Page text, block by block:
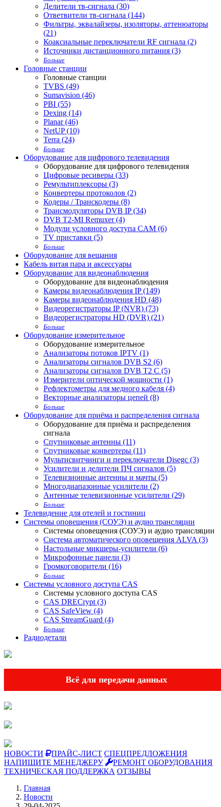
Делители тв-сигнала (30)
Ответвители тв-сигнала (144)
Фильтры, эквалайзеры, изоляторы, аттенюаторы
(21)
Коаксиальные переключатели RF сигнала (2)
Источники дистанционного питания (3)
Больше
Головные станции
Головные станции
TVBS (49)
Sumavision (46)
PBI (55)
Dexing (14)
Planar (46)
NetUP (10)
Terra (24)
Больше
Оборудование для цифрового телевидения
Оборудование для цифрового телевидения
Цифровые ресиверы (33)
Ремультиплексоры (3)
Конвертеры протоколов (2)
Кодеры / Транскодеры (8)
Трансмодуляторы DVB IP (34)
DVB T2-MI Remuxer (4)
Модули условного доступа CAM (6)
TV приставки (5)
Больше
Оборудование для вещания
Кабель витая пара и аксессуары
Оборудование для видеонаблюдения
Оборудование для видеонаблюдения
Камеры видеонаблюдения IP (149)
Камеры видеонаблюдения HD (48)
Видеорегистраторы IP (NVR) (73)
Видеорегистраторы HD (DVR) (21)
Больше
Оборудование измерительное
Оборудование измерительное
Анализаторы потоков IPTV (1)
Анализаторы сигналов DVB S2 (6)
Анализаторы сигналов DVB T2 С (5)
Измерители оптической мощности (1)
Рефлектометры для медного кабеля (4)
Векторные анализаторы цепей (8)
Больше
Оборудование для приёма и распределения сигнала
Оборудование для приёма и распределения
сигнала
Спутниковые антенны (11)
Спутниковые конвертеры (11)
Мультисвитчинги и переключатели Disegc (3)
Усилители и делители ПЧ сигналов (5)
Телевизионные антенны и мачты (5)
Многодиапазонные усилители (2)
Антенные телевизионные усилители (29)
Больше
Телевидение для отелей и гостиниц
Системы оповещения (СОУЭ) и аудио трансляции
Системы оповещения (СОУЭ) и аудио трансляции
Система автоматического оповещения ALVA (3)
Настольные микшеры-усилители (6)
Микрофонные панели (3)
Громкоговорители (16)
Больше
Системы условного доступа CAS
Системы условного доступа CAS
CAS DRECrypt (3)
CAS SafeView (4)
CAS StreamGuard (4)
Больше
Радиодетали
Всё для передачи данных
НОВОСТИ ПРАЙС-ЛИСТ СПЕЦПРЕДЛОЖЕНИЯ
НАПИШИТЕ МЕНЕДЖЕРУ
РЕМОНТ ОБОРУДОВАНИЯ
ТЕХНИЧЕСКАЯ ПОДДЕРЖКА ОТЗЫВЫ
Главная
Новости